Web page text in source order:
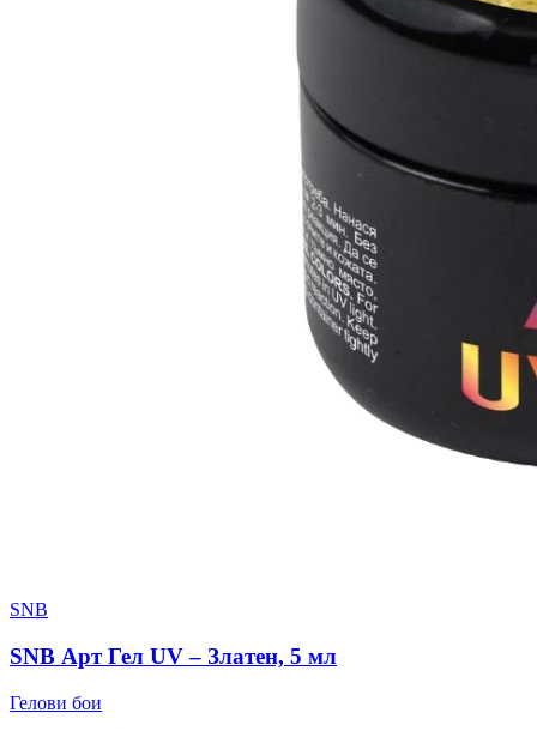
SNB
SNB Арт Гел UV – Златен, 5 мл
Гелови бои